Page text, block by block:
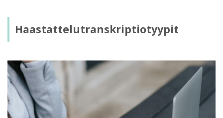
Haastattelutranskriptiotyypit